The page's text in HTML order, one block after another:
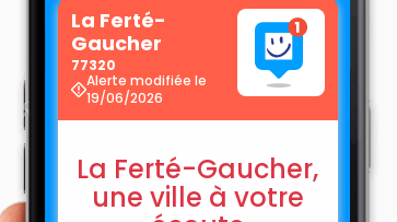
La Ferté-
Gaucher
77320
Alerte modifiée le
19/06/2026
La Ferté-Gaucher,
une ville à votre